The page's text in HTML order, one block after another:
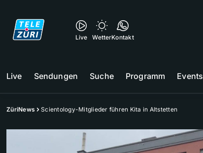
Live WetterKontakt
Live Sendungen Suche Programm Events
ZüriNews Scientology-Mitglieder führen Kita in Altstetten